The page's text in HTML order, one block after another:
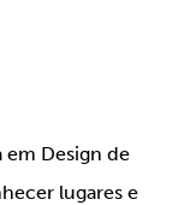
em Design de
lugares e